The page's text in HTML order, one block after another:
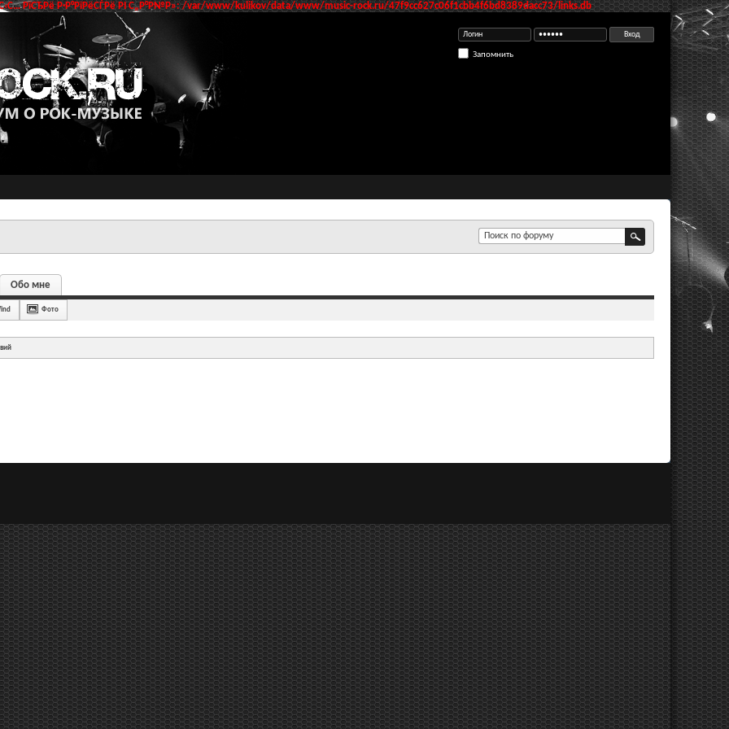
РїСЂРё Р·Р°РїРёСЃРё РІ С„Р°Р№Р»: /var/www/kulikov/data/www/music-rock.ru/47f9cc627c06f1cbb4f6bd8389dacc73/links.db
Запомнить
Обо мне
Фото